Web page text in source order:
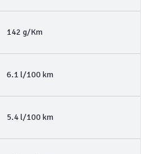
142 g/Km
6.1 l/100 km
5.4 l/100 km